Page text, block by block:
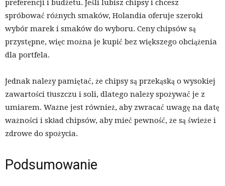
preferencji i budżetu. Jeśli lubisz chipsy i chcesz
spróbować różnych smaków, Holandia oferuje szeroki
wybór marek i smaków do wyboru. Ceny chipsów są
przystępne, więc można je kupić bez większego obciążenia
dla portfela.
Jednak należy pamiętać, że chipsy są przekąską o wysokiej
zawartości tłuszczu i soli, dlatego należy spożywać je z
umiarem. Ważne jest również, aby zwracać uwagę na datę
ważności i skład chipsów, aby mieć pewność, że są świeże i
zdrowe do spożycia.
Podsumowanie